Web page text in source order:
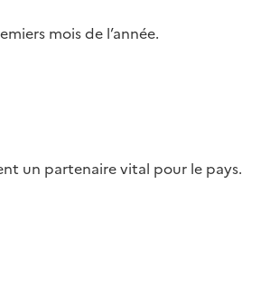
mois de l’année.
un partenaire vital pour le pays.